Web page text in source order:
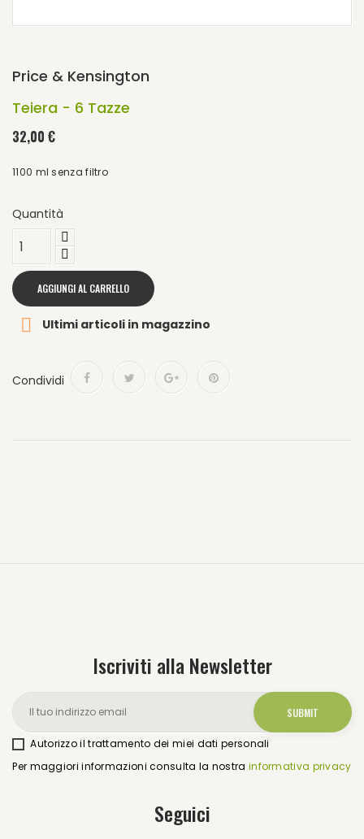
Price & Kensington
Teiera - 6 Tazze
32,00 €
1100 ml senza filtro
Quantità
AGGIUNGI AL CARRELLO
 Ultimi articoli in magazzino
Condividi
Iscriviti alla Newsletter
Autorizzo il trattamento dei miei dati personali
Per maggiori informazioni consulta la nostra informativa privacy
Seguici